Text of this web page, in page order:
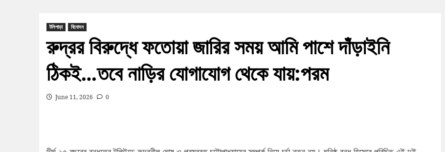
টলিপাড়া বিনোদন
রুদ্রর বিরুদ্ধে ফতোয়া জারির সময় আমি পাশে দাঁড়াইনি
ঠিকই…তবে নাড়ির যোগাযোগ থেকে যায়:পরম
June 11, 2026 0